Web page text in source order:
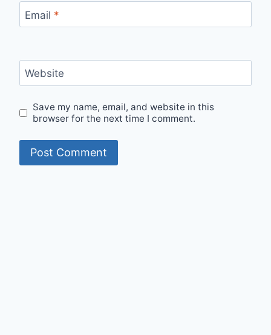
Email *
Website
Save my name, email, and website in this
browser for the next time I comment.